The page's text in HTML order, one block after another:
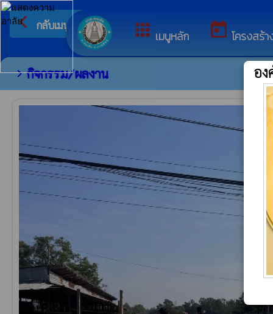
apps เมนูหลัก today โครงสร้
arrow_back_ios กลับเมนูหลัก ยินดีต้อนรับสู่เว็บไซต์ข
chevron_rightกิจกรรม/ผลงาน อ